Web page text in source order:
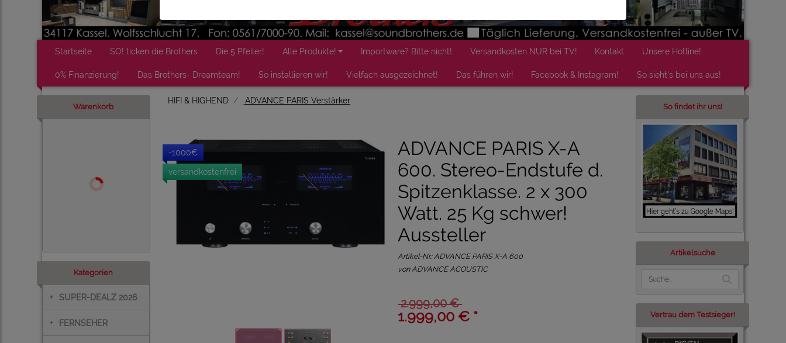
Startseite SO! ticken die Brothers Die 5 Pfeiler! Alle Produkte! Importware? Bitte nicht! Versandkosten NUR bei TV! Kontakt Unsere Hotline!
0% Finanzierung! Das Brothers- Dreamteam! So installieren wir! Vielfach ausgezeichnet! Das führen wir! Facebook & Instagram! So sieht's bei uns aus!
Warenkorb
Kategorien
+ SUPER-DEALZ 2026
+ FERNSEHER
HIFI & HIGHEND ADVANCE PARIS Verstärker
-1000€
versandkostenfrei
ADVANCE PARIS X-A
600. Stereo-Endstufe d.
Spitzenklasse. 2 x 300
Watt. 25 Kg schwer!
Aussteller
Artikel-Nr.:ADVANCE PARIS X-A 600
von ADVANCE ACOUSTIC
2.999,00 €
1.999,00 € *
So findet ihr uns!
Artikelsuche
Vertrau dem Testsieger!